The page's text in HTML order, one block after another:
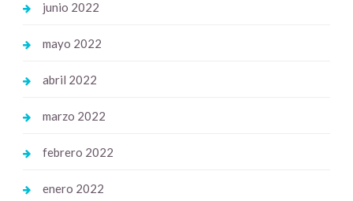
junio 2022
mayo 2022
abril 2022
marzo 2022
febrero 2022
enero 2022